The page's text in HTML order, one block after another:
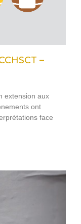
–
extension aux
ont
face